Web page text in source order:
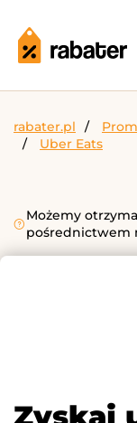
rabater.pl
Uber Eats
Możemy
pośrednictwem